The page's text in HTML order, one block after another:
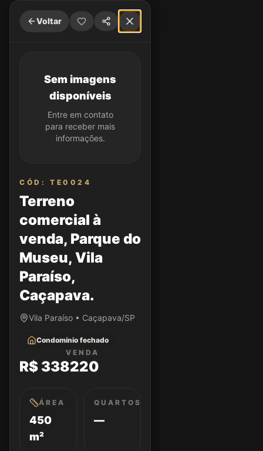
Voltar
Sem imagens
disponíveis
Entre em contato
para receber mais
informações.
CÓD: TE0024
Terreno
comercial à
venda, Parque do
Museu, Vila
Paraíso,
Caçapava.
Vila Paraíso • Caçapava/SP
Condomínio fechado
VENDA
R$ 338220
ÁREA
450
m²
QUARTOS
—